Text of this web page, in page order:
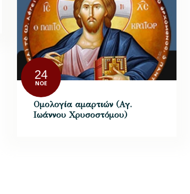
24
ΝΟΈ
Ομολογία αμαρτιών (Αγ.
Ιωάννου Χρυσοστόμου)